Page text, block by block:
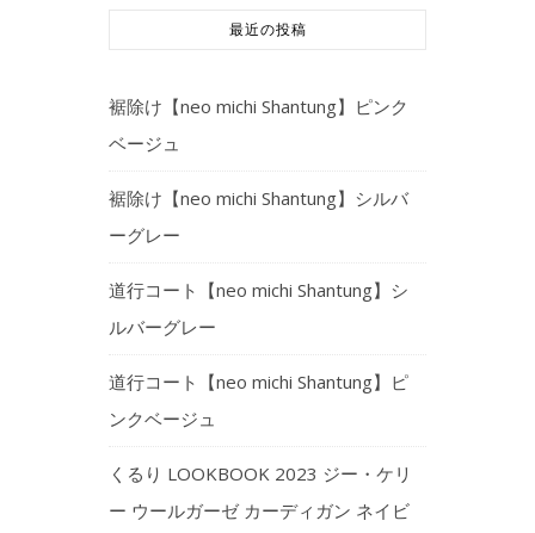
最近の投稿
裾除け【neo michi Shantung】ピンク
ベージュ
裾除け【neo michi Shantung】シルバ
ーグレー
道行コート【neo michi Shantung】シ
ルバーグレー
道行コート【neo michi Shantung】ピ
ンクベージュ
くるり LOOKBOOK 2023 ジー・ケリ
ー ウールガーゼ カーディガン ネイビ